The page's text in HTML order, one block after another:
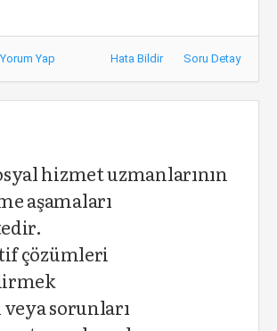
Yorum Yap Hata Bildir Soru Detay
hizmet uzmanlarının
aşamaları
çözümleri
sorunları